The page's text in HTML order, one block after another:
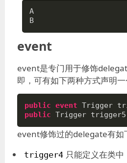
A
B
event
event是专门用于修饰
即，可有如下两种方式声明
public event
public Trigger
event修饰过的delegate有如
trigger4 只能定义在类